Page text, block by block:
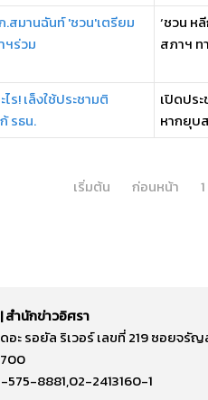
.สมานฉันท์ 'ชวน'เตรียม
ร่วม
‘ชวน ห
สภาฯ ท
! เล็งใช้ประชามติ
รธน.
เปิดปร
หากยุบ
เริ่มต้น
ก่อนหน้า 1
สำนักข่าวอิศรา
ดอะ รอยัล ริเวอร์ เลขที่ 219 ซอยจ
575-8881,02-2413160-1